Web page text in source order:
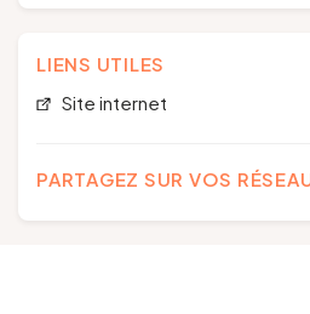
LIENS UTILES
Site internet
PARTAGEZ SUR VOS